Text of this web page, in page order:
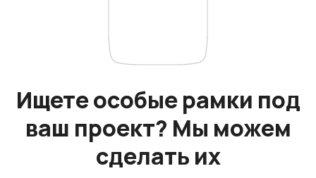
Ищете особые рамки под
ваш проект? Мы можем
сделать их